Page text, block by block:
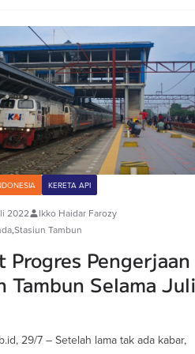
KERETA API
2022
Ikko Haidar Farozy
,Stasiun Tambun
Progres Pengerjaan
Tambun Selama
29/7 – Setelah lama tak ada kabar,